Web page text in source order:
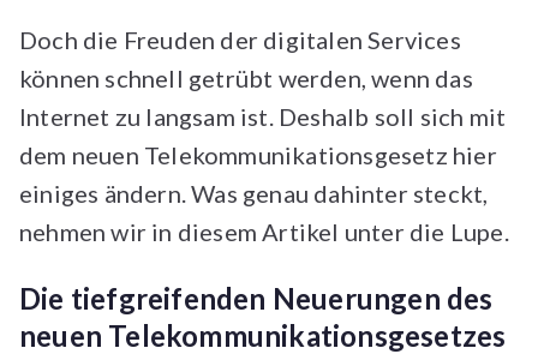
Doch die Freuden der digitalen Services
können schnell getrübt werden, wenn das
Internet zu langsam ist. Deshalb soll sich mit
dem neuen Telekommunikationsgesetz hier
einiges ändern. Was genau dahinter steckt,
nehmen wir in diesem Artikel unter die Lupe.
Die tiefgreifenden Neuerungen des
neuen Telekommunikationsgesetzes